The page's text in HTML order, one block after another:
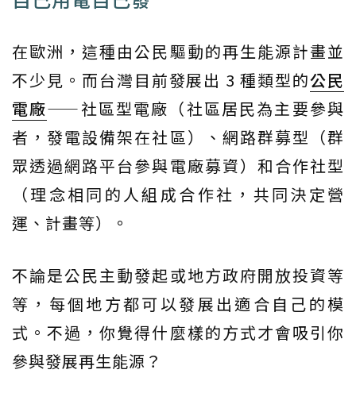
在歐洲，這種由公民驅動的再生能源計畫並
不少見。而台灣目前發展出 3 種類型的公民
電廠——社區型電廠（社區居民為主要參與
者，發電設備架在社區）、網路群募型（群
眾透過網路平台參與電廠募資）和合作社型
（理念相同的人組成合作社，共同決定營
運、計畫等）。
不論是公民主動發起或地方政府開放投資等
等，每個地方都可以發展出適合自己的模
式。不過，你覺得什麼樣的方式才會吸引你
參與發展再生能源？